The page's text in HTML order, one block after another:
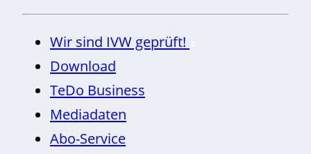
Wir sind IVW geprüft!
Download
TeDo Business
Mediadaten
Abo-Service